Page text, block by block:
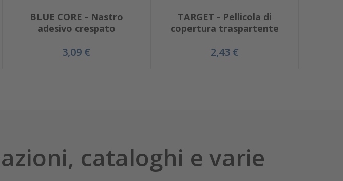
BLUE CORE - Nastro
adesivo crespato
3,09 €
TARGET - Pellicola di
copertura traspartente
2,43 €
cataloghi e varie